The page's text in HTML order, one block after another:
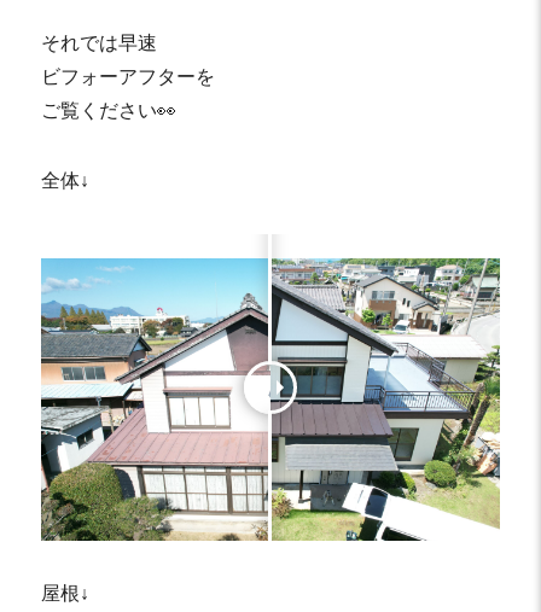
それでは早速
ビフォーアフターを
ご覧ください👀
全体↓
屋根↓